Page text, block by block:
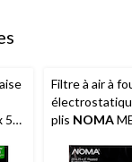
5
Filtre à air à
plis NOMA